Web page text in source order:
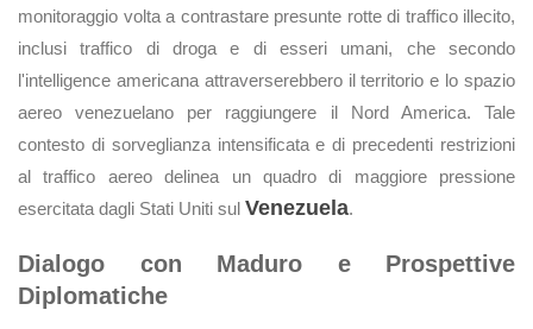
monitoraggio volta a contrastare presunte rotte di traffico illecito,
inclusi traffico di droga e di esseri umani, che secondo
l'intelligence americana attraverserebbero il territorio e lo spazio
aereo venezuelano per raggiungere il Nord America. Tale
contesto di sorveglianza intensificata e di precedenti restrizioni
al traffico aereo delinea un quadro di maggiore pressione
esercitata dagli Stati Uniti sul Venezuela.
Dialogo con Maduro e Prospettive
Diplomatiche